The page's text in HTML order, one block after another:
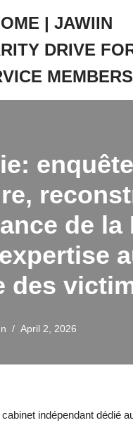
| JAWIIN
DRIVE
MEMBERS
de la
des
April 2, 2026
indépendant dédié